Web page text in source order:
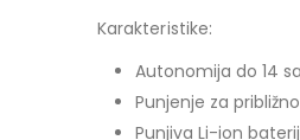
Karakteristike:
Autonomija do 14
Punjenje za
Punjiva Li-ion